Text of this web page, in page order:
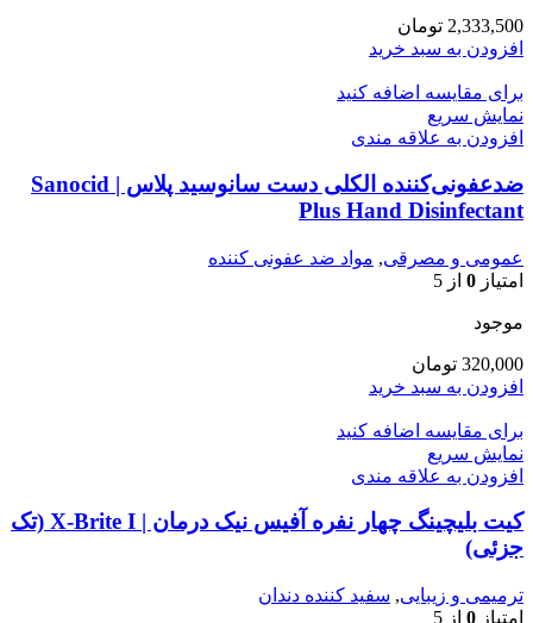
2,333,500 تومان
افزودن به سبد خرید
برای مقایسه اضافه کنید
نمایش سریع
افزودن به علاقه مندی
ضدعفونی‌کننده الکلی دست سانوسید پلاس | Sanocid
Plus Hand Disinfectant
عمومی و مصرقی, مواد ضد عفونی کننده
امتیاز 0 از 5
موجود
320,000 تومان
افزودن به سبد خرید
برای مقایسه اضافه کنید
نمایش سریع
افزودن به علاقه مندی
کیت بلیچینگ چهار نفره آفیس نیک درمان | X-Brite I (تک
جزئی)
ترمیمی و زیبایی, سفید کننده دندان
امتیاز 0 از 5